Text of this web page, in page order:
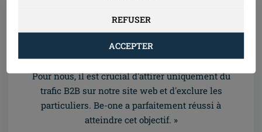
« La coopération avec Be-one a été remarquable.
Pour nous, il est crucial d'attirer uniquement du
trafic B2B sur notre site web et d'exclure les
particuliers. Be-one a parfaitement réussi à
atteindre cet objectif. »
REFUSER
ACCEPTER